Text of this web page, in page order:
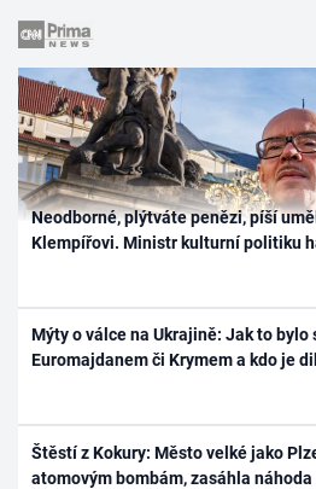
Neodborné, plýtváte penězi, píší
Klempířovi. Ministr kulturní politiku
Mýty o válce na Ukrajině: Jak to bylo
Euromajdanem či Krymem a kdo je
Štěstí z Kokury: Město velké jako
atomovým bombám, zasáhla náhoda